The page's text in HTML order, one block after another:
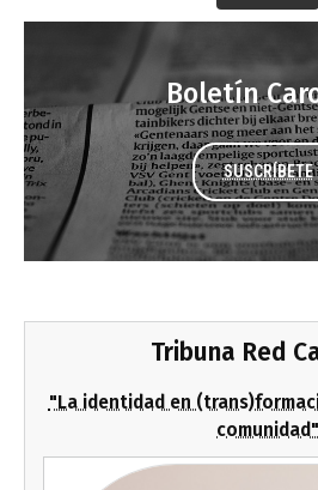
Boletín
SUSCRÍBETE
Tribuna Red
"La identidad en
comunidad"